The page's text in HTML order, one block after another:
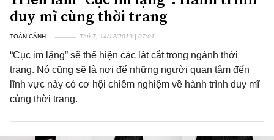
duy mĩ cùng thời trang
TOÀN CẢNH Thứ 7, 14/12/2019 | 07:01
“Cục im lặng” sẽ thể hiện các lát cắt trong ngành thời
trang. Nó cũng sẽ là nơi để những người quan tâm đến
lĩnh vực này có cơ hội chiêm nghiệm về hành trình duy mĩ
cùng thời trang.